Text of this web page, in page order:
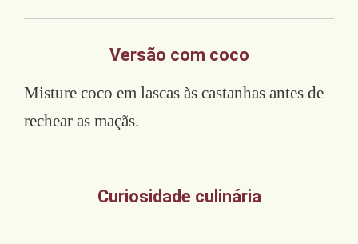
Versão com coco
Misture coco em lascas às castanhas antes de
rechear as maçãs.
Curiosidade culinária